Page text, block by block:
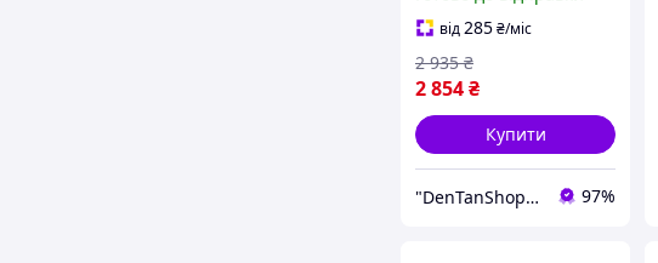
від285₴/міс
2 854₴
2 935 ₴
Купити
"DenTanShop" Інтернет магазин 97%